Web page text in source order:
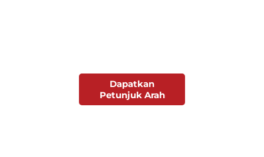
Dapatkan
Petunjuk Arah